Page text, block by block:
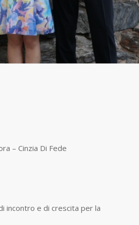
– Cinzia Di Fede
incontro e di crescita per la